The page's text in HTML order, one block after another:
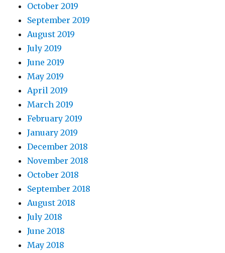
October 2019
September 2019
August 2019
July 2019
June 2019
May 2019
April 2019
March 2019
February 2019
January 2019
December 2018
November 2018
October 2018
September 2018
August 2018
July 2018
June 2018
May 2018